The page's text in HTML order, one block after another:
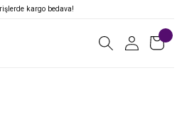
kargo bedava!